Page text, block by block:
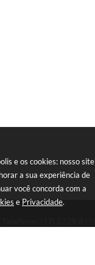
e os cookies: nosso site
a sua experiência de
você concorda com a
e Privacidade.